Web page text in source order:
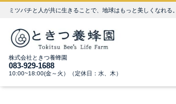
ミツバチと人が共に生きることで、地球はもっと美しくなれる。
株式会社ときつ養蜂園
083-929-1688
10:00~18:00(金～火）（定休日：水、木）